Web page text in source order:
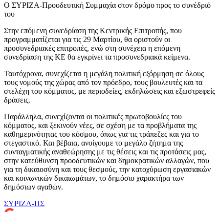
Ο ΣΥΡΙΖΑ-Προοδευτική Συμμαχία στον δρόμο προς το συνέδριό
του
Στην επόμενη συνεδρίαση της Κεντρικής Επιτροπής, που
προγραμματίζεται για τις 29 Μαρτίου, θα οριστούν οι
προσυνεδριακές επιτροπές, ενώ στη συνέχεια η επόμενη
συνεδρίαση της ΚΕ θα εγκρίνει τα προσυνεδριακά κείμενα.
Ταυτόχρονα, συνεχίζεται η μεγάλη πολιτική εξόρμηση σε όλους
τους νομούς της χώρας από τον πρόεδρο, τους βουλευτές και τα
στελέχη του κόμματος, με περιοδείες, εκδηλώσεις και εξωστρεφείς
δράσεις.
Παράλληλα, συνεχίζονται οι πολιτικές πρωτοβουλίες του
κόμματος, και ξεκινούν νέες, σε σχέση με τα προβλήματα της
καθημερινότητας του κόσμου, όπως για τις τράπεζες και για το
στεγαστικό. Και βέβαια, ανοίγουμε το μεγάλο ζήτημα της
συνταγματικής αναθεώρησης με τις θέσεις και τις προτάσεις μας,
στην κατεύθυνση προοδευτικών και δημοκρατικών αλλαγών, που
για τη δικαιοσύνη και τους θεσμούς, την κατοχύρωση εργασιακών
και κοινωνικών δικαιωμάτων, το δημόσιο χαρακτήρα των
δημόσιων αγαθών.
ΣΥΡΙΖΑ-ΠΣ